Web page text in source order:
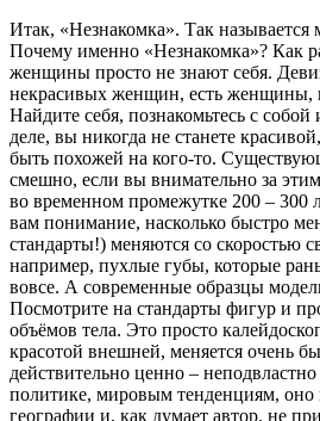
Итак, «Незнакомка». Так называется
Почему именно «Незнакомка»? Как
женщины просто не знают себя.
некрасивых женщин, есть женщины,
Найдите себя, познакомьтесь с
деле, вы никогда не станете
быть похожей на кого-то.
смешно, если вы внимательно за
во временном промежутке 200 – 300
вам понимание, насколько быстро
стандарты!) меняются со скоростью
например, пухлые губы, которые
вовсе. А современные образцы
Посмотрите на стандарты фигур и
объёмов тела. Это просто
красотой внешней, меняется очень
действительно ценно –
политике, мировым тенденциям, оно
географии и, как думает автор, не